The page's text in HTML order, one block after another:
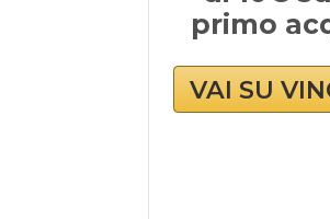
primo
VAI SU